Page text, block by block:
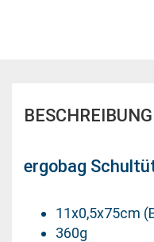
BESCHREIBUNG
ergobag
11x0,5x75cm
360g